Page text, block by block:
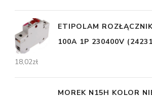
ETIPOLAM
100A 1P 230400V
18,02zł
MOREK N15H KOLOR